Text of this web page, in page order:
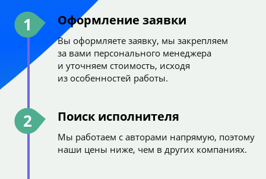
1 Оформление заявки
Вы оформляете заявку, мы закрепляем
за вами персонального менеджера
и уточняем стоимость, исходя
из особенностей работы.
2 Поиск исполнителя
Мы работаем с авторами напрямую, поэтому
наши цены ниже, чем в других компаниях.